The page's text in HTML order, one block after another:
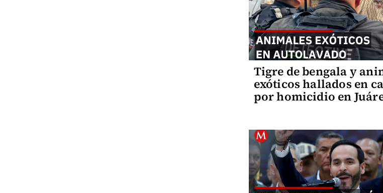
Tigre de bengala y
exóticos hallados en
por homicidio en